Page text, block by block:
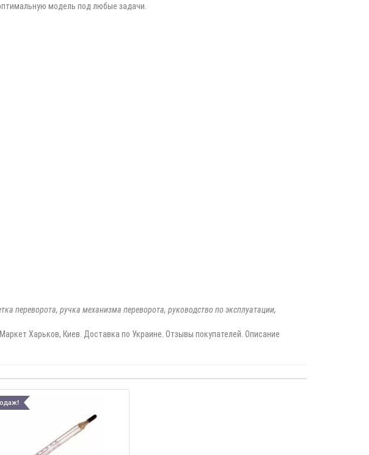
модель под любые задачи.
переворота, ручка механизма переворота, руководство по эксплуатации,
Харьков, Киев. Доставка по Украине. Отзывы покупателей. Описание